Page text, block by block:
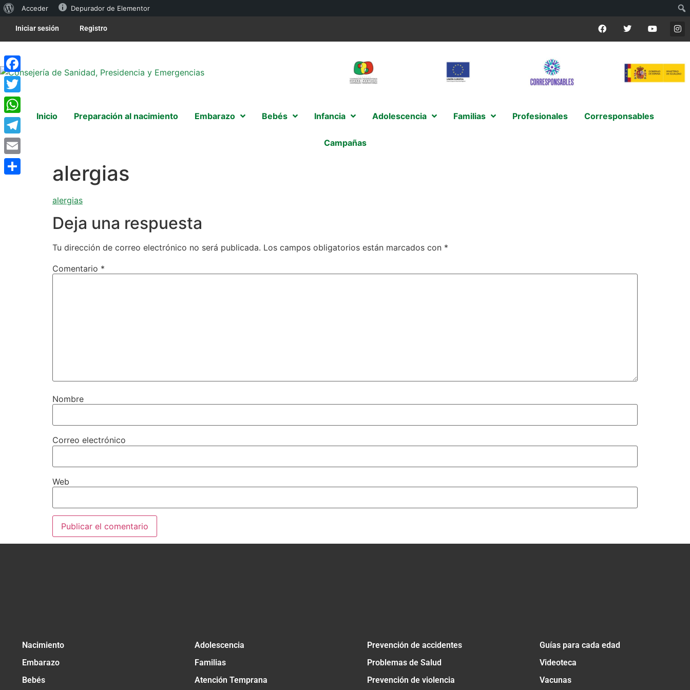
Acceder Depurador de Elementor
Iniciar sesión Registro
Inicio Preparación al nacimiento Embarazo Bebés Infancia Adolescencia Familias Profesionales Corresponsables
Campañas
alergias
alergias
Deja una respuesta
Tu dirección de correo electrónico no será publicada. Los campos obligatorios están marcados con *
Comentario *
Nombre
Correo electrónico
Web
Nacimiento
Embarazo
Bebés
Adolescencia
Familias
Atención Temprana
Prevención de accidentes
Problemas de Salud
Prevención de violencia
Guías para cada edad
Videoteca
Vacunas
Facebook
Twitter
WhatsApp
Telegram
Email